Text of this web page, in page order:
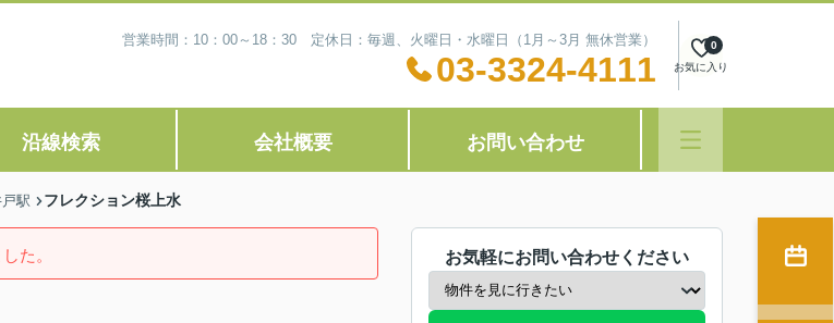
営業時間：10：00～18：30 定休日：毎週、火曜日・水曜日（1月～3月 無休営業）
03-3324-4111 お気に入り
0
沿線検索 会社概要 お問い合わせ
駅 フレクション桜上水
た。 お気軽にお問い合わせください